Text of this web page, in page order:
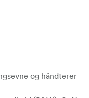
og håndterer